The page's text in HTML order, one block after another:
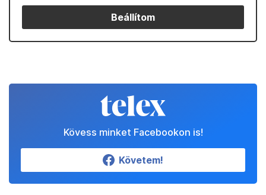
Beállítom
Kövess minket Facebookon is!
Követem!